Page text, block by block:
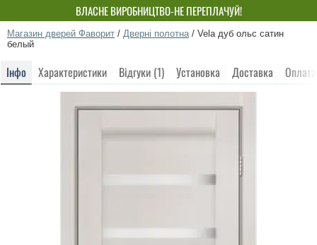
ВЛАСНЕ ВИРОБНИЦТВО-НЕ ПЕРЕПЛАЧУЙ!
Магазин дверей Фаворит / Дверні полотна / Vela дуб ольс сатин
белый
Інфо Характеристики Відгуки (1) Установка Доставка Оплата